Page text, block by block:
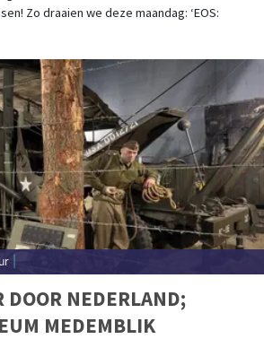
Zo draaien we deze maandag: ‘EOS:
DOOR NEDERLAND;
MEDEMBLIK